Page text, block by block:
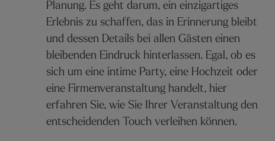
Planung. Es geht darum, ein einzigartiges
Erlebnis zu schaffen, das in Erinnerung bleibt
und dessen Details bei allen Gästen einen
bleibenden Eindruck hinterlassen. Egal, ob es
sich um eine intime Party, eine Hochzeit oder
eine Firmenveranstaltung handelt, hier
erfahren Sie, wie Sie Ihrer Veranstaltung den
entscheidenden Touch verleihen können.